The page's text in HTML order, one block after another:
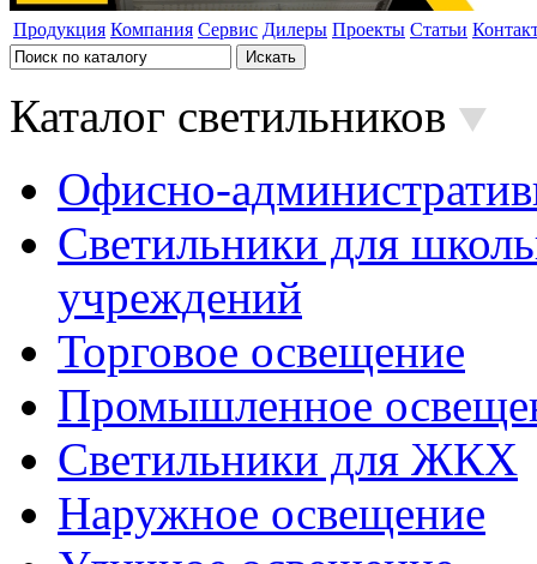
Продукция Компания Сервис Дилеры Проекты Статьи
Каталог светильников
Офисно-
Светильники для
учреждений
Торговое освещение
Промышленное
Светильники для ЖКХ
Наружное освещение